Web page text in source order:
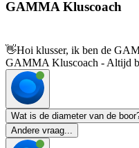
GAMMA Kluscoach
👋Hoi klusser, ik ben de
GAMMA Kluscoach - Altijd
Wat is de diameter van de
Andere vraag...